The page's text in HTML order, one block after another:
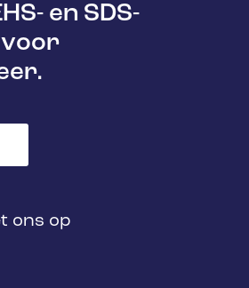
en SDS-
voor
ons op